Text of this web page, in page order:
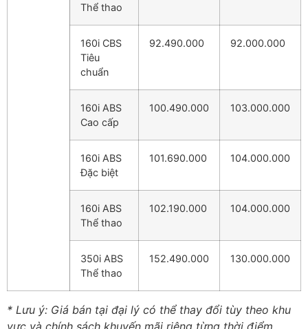
Thể thao
160i CBS
Tiêu
chuẩn
92.490.000 92.000.000
160i ABS
Cao cấp
100.490.000 103.000.000
160i ABS
Đặc biệt
101.690.000 104.000.000
160i ABS
Thể thao
102.190.000 104.000.000
350i ABS
Thể thao
152.490.000 130.000.000
* Lưu ý: Giá bán tại đại lý có thể thay đổi tùy theo khu
vực và chính sách khuyến mãi riêng từng thời điểm.